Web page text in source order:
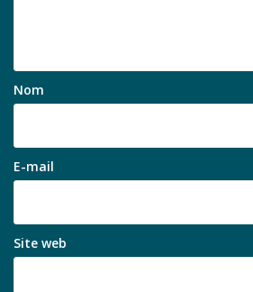
Nom
E-mail
Site web